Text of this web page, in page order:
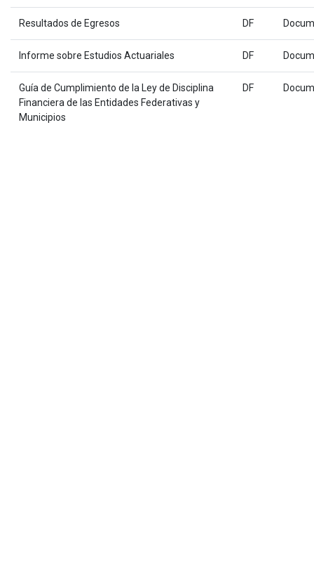
Resultados de Egresos DF
Informe sobre Estudios Actuariales DF
Guía de Cumplimiento de la Ley de Disciplina
Financiera de las Entidades Federativas y
Municipios
DF